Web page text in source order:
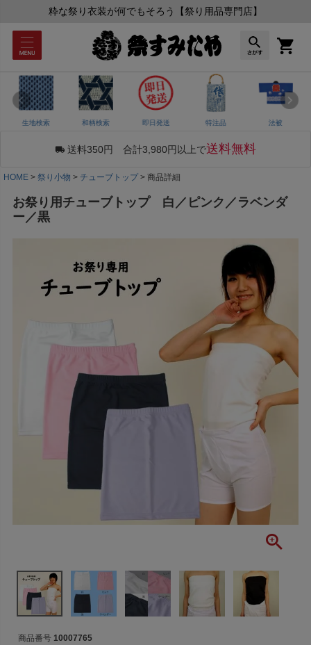
粋な祭り衣装が何でもそろう【祭り用品専門店】
生地検索 和柄検索 即日発送 特注品 法被
送料350円 合計3,980円以上で送料無料
HOME 祭り小物 チューブトップ 商品詳細
お祭り用チューブトップ 白／ピンク／ラベンダ
ー／黒
商品番号 10007765